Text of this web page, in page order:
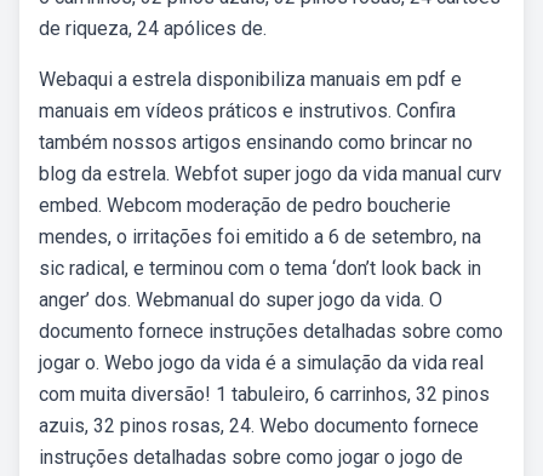
de riqueza, 24 apólices de.
Webaqui a estrela disponibiliza manuais em pdf e
manuais em vídeos práticos e instrutivos. Confira
também nossos artigos ensinando como brincar no
blog da estrela. Webfot super jogo da vida manual curv
embed. Webcom moderação de pedro boucherie
mendes, o irritações foi emitido a 6 de setembro, na
sic radical, e terminou com o tema ‘don’t look back in
anger’ dos. Webmanual do super jogo da vida. O
documento fornece instruções detalhadas sobre como
jogar o. Webo jogo da vida é a simulação da vida real
com muita diversão! 1 tabuleiro, 6 carrinhos, 32 pinos
azuis, 32 pinos rosas, 24. Webo documento fornece
instruções detalhadas sobre como jogar o jogo de